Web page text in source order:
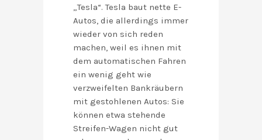
„Tesla“. Tesla baut nette E-
Autos, die allerdings immer
wieder von sich reden
machen, weil es ihnen mit
dem automatischen Fahren
ein wenig geht wie
verzweifelten Bankräubern
mit gestohlenen Autos: Sie
können etwa stehende
Streifen-Wagen nicht gut